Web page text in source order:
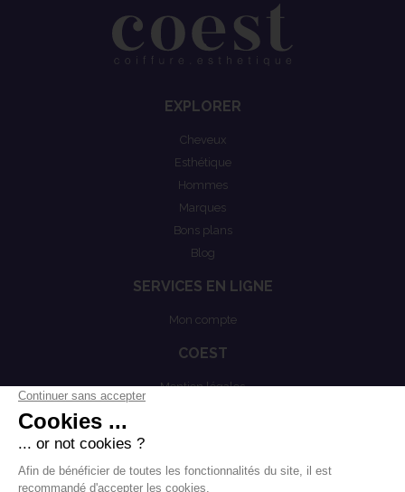
EXPLORER
Cheveux
Esthétique
Hommes
Marques
Bons plans
Blog
SERVICES EN LIGNE
Mon compte
COEST
Mention légales